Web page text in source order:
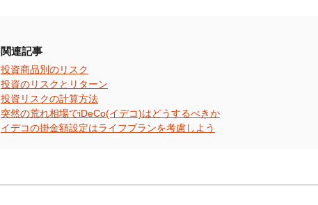
関連記事
投資商品別のリスク
投資のリスクとリターン
投資リスクの計算方法
突然の荒れ相場でiDeCo(イデコ)はどうするべきか
イデコの掛金額設定はライフプランを考慮しよう